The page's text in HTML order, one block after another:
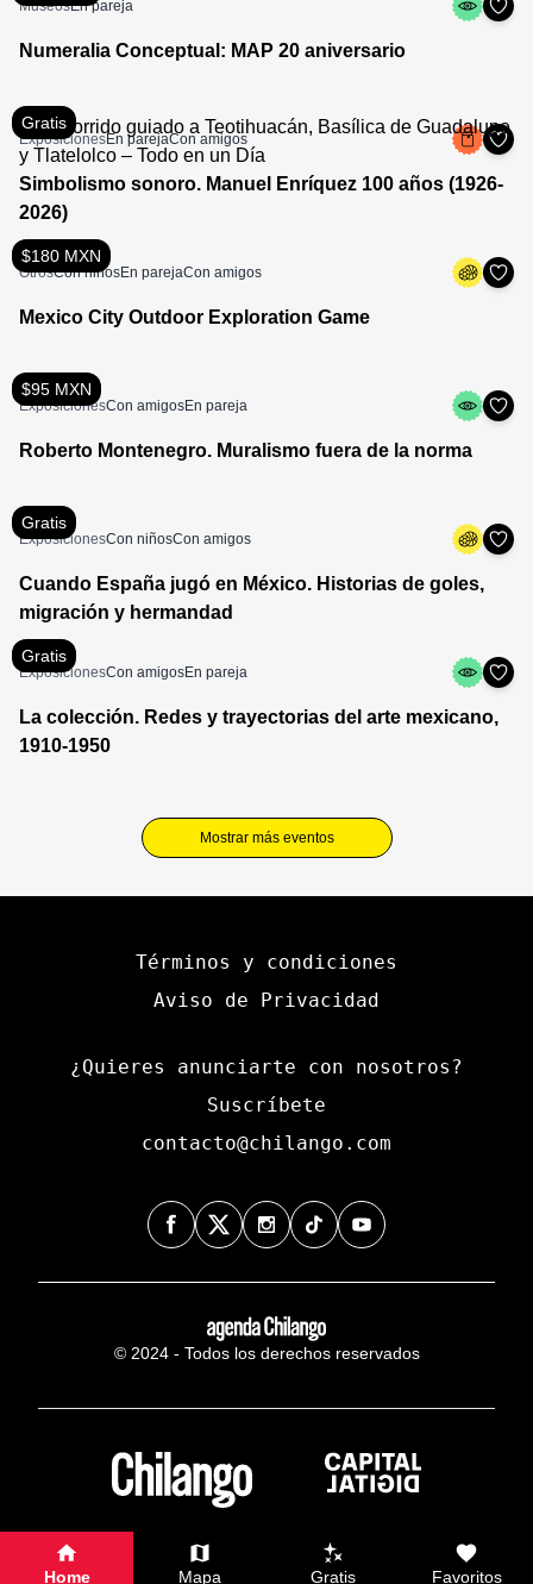
MuseosEn pareja
Numeralia Conceptual: MAP 20 aniversario
Gratis
ExposicionesEn parejaCon amigos
Simbolismo sonoro. Manuel Enríquez 100 años (1926-
2026)
$180 MXN
OtrosCon niñosEn parejaCon amigos
Mexico City Outdoor Exploration Game
$95 MXN
ExposicionesCon amigosEn pareja
Roberto Montenegro. Muralismo fuera de la norma
Gratis
ExposicionesCon niñosCon amigos
Cuando España jugó en México. Historias de goles,
migración y hermandad
Gratis
ExposicionesCon amigosEn pareja
La colección. Redes y trayectorias del arte mexicano,
1910-1950
Mostrar más eventos
Términos y condiciones
Aviso de Privacidad
¿Quieres anunciarte con nosotros?
Suscríbete
contacto@chilango.com
© 2024 - Todos los derechos reservados
Home Mapa Gratis Favoritos